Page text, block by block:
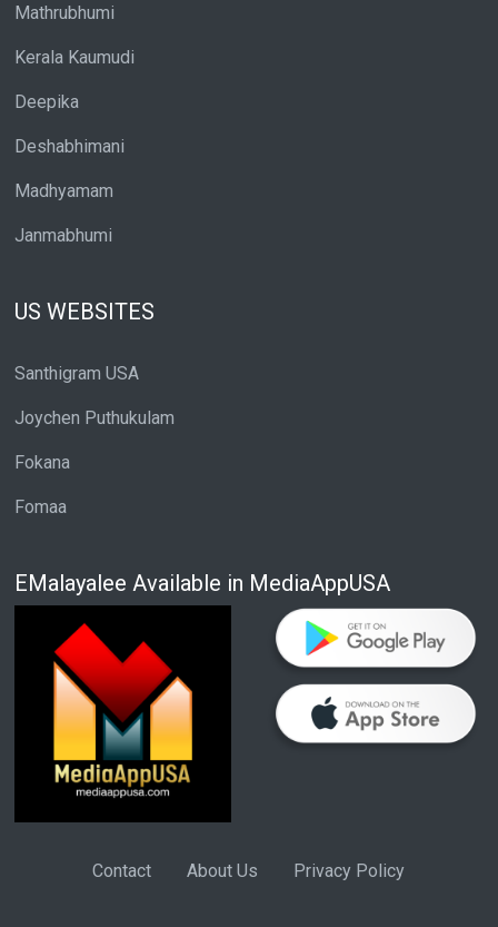
Mathrubhumi
Kerala Kaumudi
Deepika
Deshabhimani
Madhyamam
Janmabhumi
US WEBSITES
Santhigram USA
Joychen Puthukulam
Fokana
Fomaa
EMalayalee Available in MediaAppUSA
Contact About Us Privacy Policy